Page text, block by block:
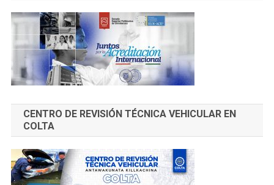
CENTRO DE REVISIÓN TÉCNICA VEHICULAR EN
COLTA